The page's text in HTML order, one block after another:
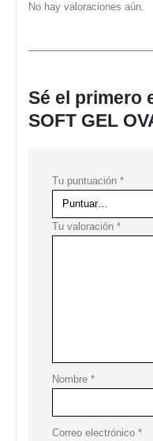
No hay valoraciones aún.
Sé el primero
SOFT GEL
Tu puntuación *
Tu valoración *
Nombre *
Correo electrónico *